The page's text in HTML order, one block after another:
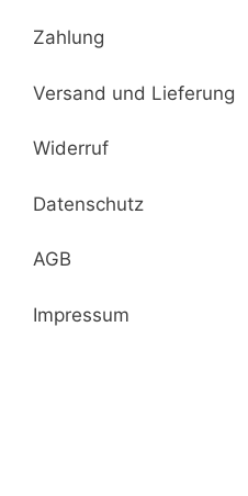
Zahlung
Versand und Lieferung
Widerruf
Datenschutz
AGB
Impressum